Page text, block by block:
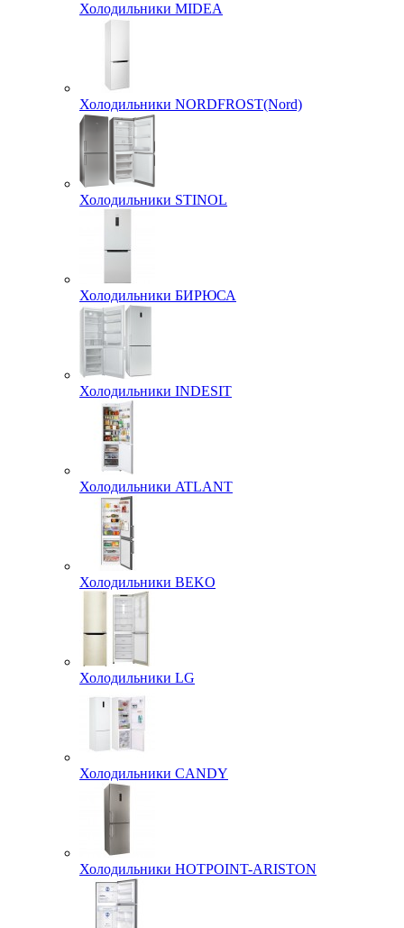
Холодильники MIDEA
Холодильники NORDFROST(Nord)
Холодильники STINOL
Холодильники БИРЮСА
Холодильники INDESIT
Холодильники ATLANT
Холодильники BEKO
Холодильники LG
Холодильники CANDY
Холодильники HOTPOINT-ARISTON